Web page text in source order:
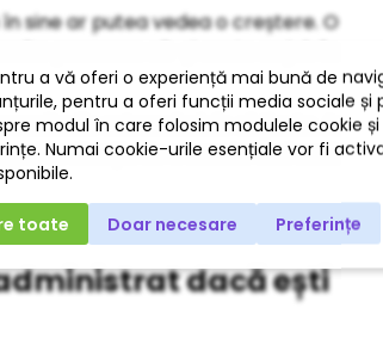
sine ar putea vedea o creștere. O
persoane să-și caute un job în
extrasalariale obținute. Astfel,
în situația de a scoate mai mult din
dacă ești